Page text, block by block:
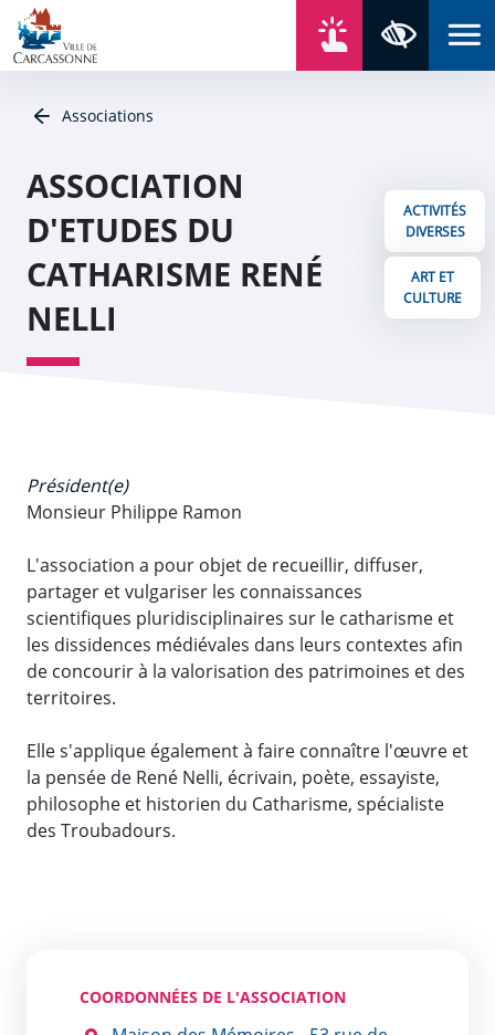
Aller au contenu
Aller au menu
Aller au plan du site
Aller à la recherche
Associations
ASSOCIATION
D'ETUDES DU
CATHARISME RENÉ
NELLI
ACTIVITÉS
DIVERSES
ART ET
CULTURE
Président(e)
Monsieur Philippe Ramon
L'association a pour objet de recueillir, diffuser,
partager et vulgariser les connaissances
scientifiques pluridisciplinaires sur le catharisme et
les dissidences médiévales dans leurs contextes afin
de concourir à la valorisation des patrimoines et des
territoires.
Elle s'applique également à faire connaître l'œuvre et
la pensée de René Nelli, écrivain, poète, essayiste,
philosophe et historien du Catharisme, spécialiste
des Troubadours.
COORDONNÉES DE L'ASSOCIATION
Panneau de gestion des cookies